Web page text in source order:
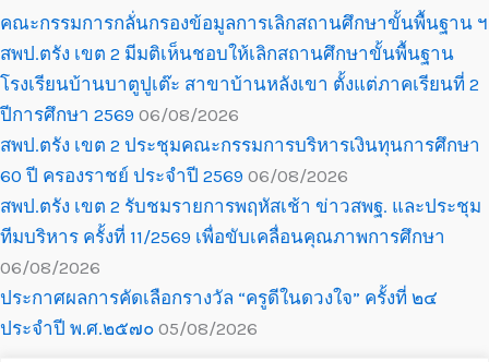
คณะกรรมการกลั่นกรองข้อมูลการเลิกสถานศึกษาขั้นพื้นฐาน ฯ
สพป.ตรัง เขต 2 มีมติเห็นชอบให้เลิกสถานศึกษาขั้นพื้นฐาน
โรงเรียนบ้านบาตูปูเต๊ะ สาขาบ้านหลังเขา ตั้งแต่ภาคเรียนที่ 2
ปีการศึกษา 2569 06/08/2026
สพป.ตรัง เขต 2 ประชุมคณะกรรมการบริหารเงินทุนการศึกษา
60 ปี ครองราชย์ ประจำปี 2569 06/08/2026
สพป.ตรัง เขต 2 รับชมรายการพฤหัสเช้า ข่าวสพฐ. และประชุม
ทีมบริหาร ครั้งที่ 11/2569 เพื่อขับเคลื่อนคุณภาพการศึกษา
06/08/2026
ประกาศผลการคัดเลือกรางวัล “ครูดีในดวงใจ” ครั้งที่ ๒๔
ประจำปี พ.ศ.๒๕๗๐ 05/08/2026